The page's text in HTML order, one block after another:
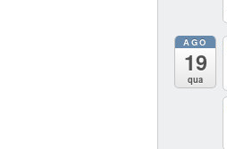
AGO
19
qua